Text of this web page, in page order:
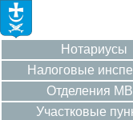
Нотариусы
Налоговые
Отделения
Участковые